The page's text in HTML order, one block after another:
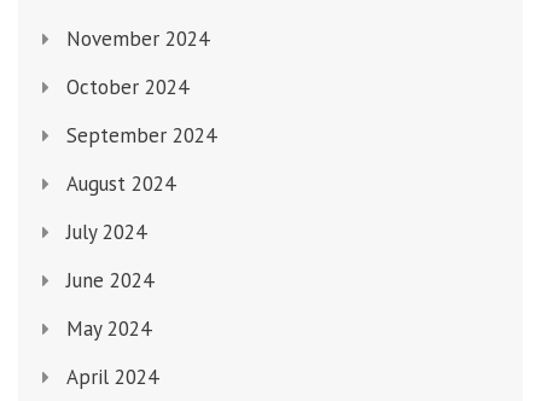
November 2024
October 2024
September 2024
August 2024
July 2024
June 2024
May 2024
April 2024